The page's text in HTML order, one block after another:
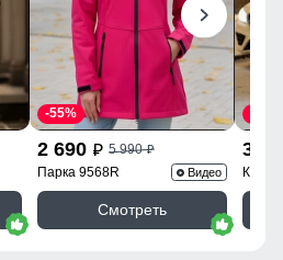
2 690 p 5 990p
-55%
Парка 9568R Видео
Смотреть
3